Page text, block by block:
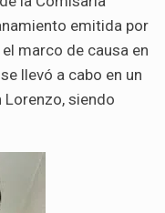
emitida por
marco de causa en
llevó a cabo en un
siendo